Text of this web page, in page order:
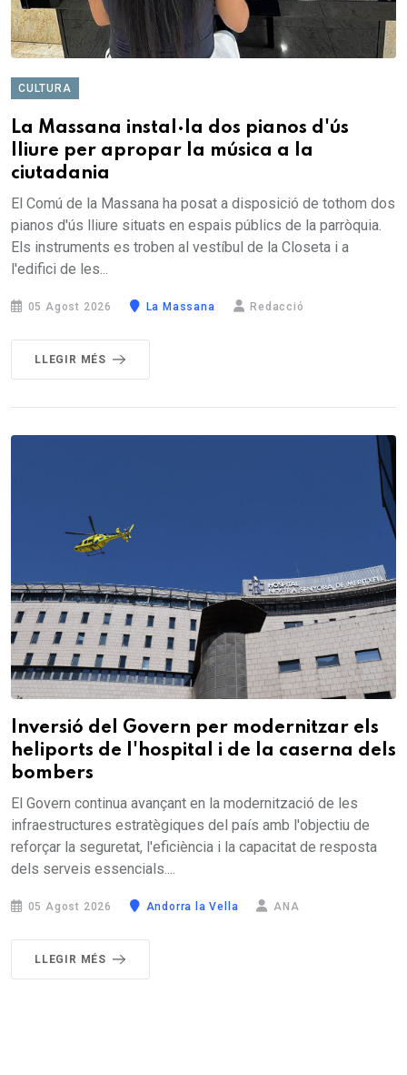
CULTURA
La Massana instal·la dos pianos d'ús
lliure per apropar la música a la
ciutadania
El Comú de la Massana ha posat a disposició de tothom dos
pianos d'ús lliure situats en espais públics de la parròquia.
Els instruments es troben al vestíbul de la Closeta i a
l'edifici de les...
05 Agost 2026 La Massana Redacció
LLEGIR MÉS
Inversió del Govern per modernitzar els
heliports de l'hospital i de la caserna dels
bombers
El Govern continua avançant en la modernització de les
infraestructures estratègiques del país amb l'objectiu de
reforçar la seguretat, l'eficiència i la capacitat de resposta
dels serveis essencials....
05 Agost 2026 Andorra la Vella ANA
LLEGIR MÉS